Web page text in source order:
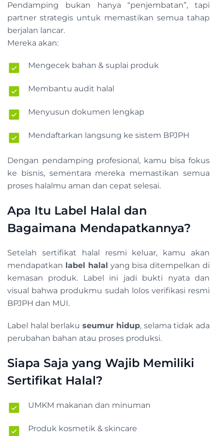
Pendamping bukan hanya “penjembatan”, tapi
partner strategis untuk memastikan semua tahap
berjalan lancar.
Mereka akan:
Mengecek bahan & suplai produk
Membantu audit halal
Menyusun dokumen lengkap
Mendaftarkan langsung ke sistem BPJPH
Dengan pendamping profesional, kamu bisa fokus
ke bisnis, sementara mereka memastikan semua
proses halalmu aman dan cepat selesai.
Apa Itu Label Halal dan
Bagaimana Mendapatkannya?
Setelah sertifikat halal resmi keluar, kamu akan
mendapatkan label halal yang bisa ditempelkan di
kemasan produk. Label ini jadi bukti nyata dan
visual bahwa produkmu sudah lolos verifikasi resmi
BPJPH dan MUI.
Label halal berlaku seumur hidup, selama tidak ada
perubahan bahan atau proses produksi.
Siapa Saja yang Wajib Memiliki
Sertifikat Halal?
UMKM makanan dan minuman
Produk kosmetik & skincare